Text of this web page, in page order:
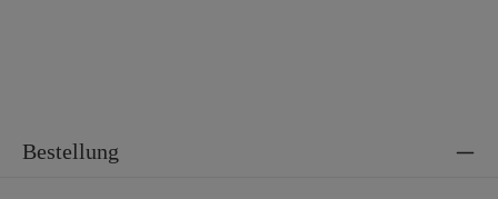
Bestellung